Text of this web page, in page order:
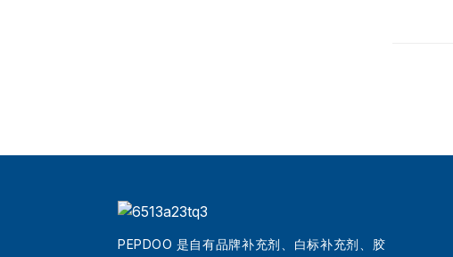
PEPDOO 是自有品牌补充剂、白标补充剂、胶